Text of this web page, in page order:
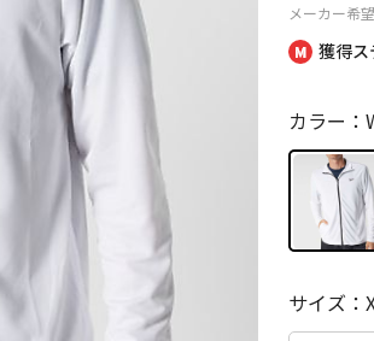
獲得
メーカー希
カラー：
サイズ：